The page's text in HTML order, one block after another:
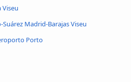
Madrid-Barajas Viseu
Porto